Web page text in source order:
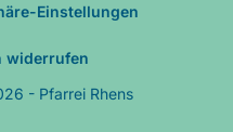
Einstellungen
widerrufen
- Pfarrei Rhens